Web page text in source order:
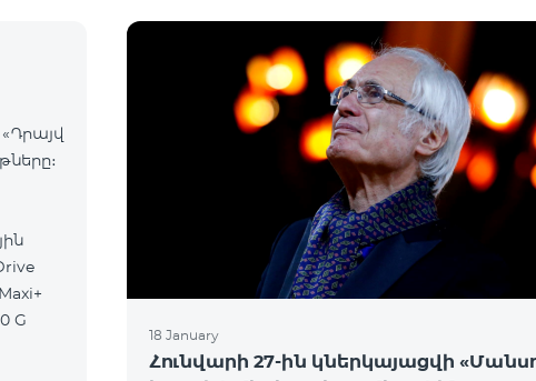
«Դրայվ
80 G
18 January
Հունվարի 27-ին կներկայացվի